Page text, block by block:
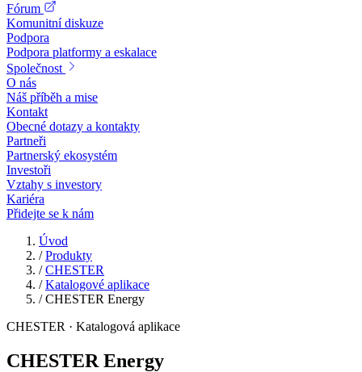
Fórum
Komunitní diskuze
Podpora
Podpora platformy a eskalace
Společnost
O nás
Náš příběh a mise
Kontakt
Obecné dotazy a kontakty
Partneři
Partnerský ekosystém
Investoři
Vztahy s investory
Kariéra
Přidejte se k nám
Úvod
/ Produkty
/ CHESTER
/ Katalogové aplikace
/ CHESTER Energy
CHESTER · Katalogová aplikace
CHESTER Energy